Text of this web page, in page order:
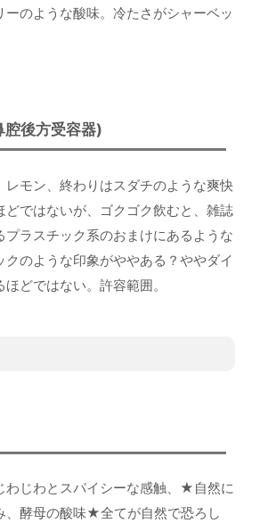
ーのような酸味。冷たさがシャーベッ
腔後方受容器)
レモン、終わりはスダチのような爽快
どではないが、ゴクゴク飲むと、雑誌
プラスチック系のおまけにあるような
クのような印象がややある？ややダイ
どではない。許容範囲。
わじわとスパイシーな感触、★自然に
、酵母の酸味★全てが自然で恐ろし